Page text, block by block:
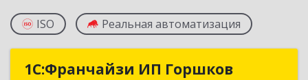
ISO Реальная автоматизация
1С:Франчайзи ИП Горшков
1С:Франчайзи ИП Горшков